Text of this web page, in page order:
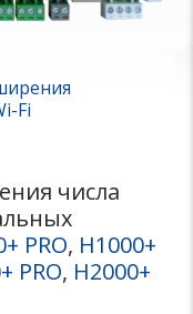
Fi
числа
PRO, H1000+
PRO, H2000+